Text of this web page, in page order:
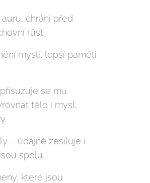
chrání před
růst.
mysli, lepší paměti
se mu
tělo i mysl,
– údajně zesiluje i
spolu.
které jsou